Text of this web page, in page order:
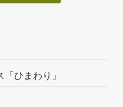
ひまわり」